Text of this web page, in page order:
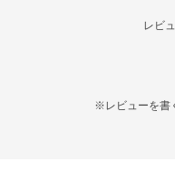
レビ
※レビューを書